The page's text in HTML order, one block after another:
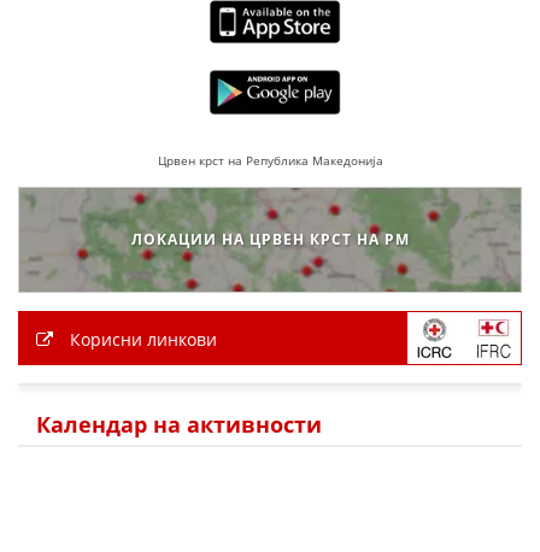
ДОГОВОРИ
ЗНАЧЕЊЕ НА СЛУЖБАТА ЗА БАРАЊЕ
ФОРМУЛАРИ ЗА БАРАЊА
ЗДРАВСТВЕНО ПРЕВЕНТИВНА ДЕЈНОСТ
ПРВА ПОМОШ
КРВОДАРИТЕЛСТВО
ИНФОРМАЦИИ ЗА БОЛЕСТИ
МЕНАЏМЕНТ НА ВОЛОНТЕРИ
Црвен крст на Република Македонија
ЛОКАЦИИ НА ЦРВЕН КРСТ НА РМ
Корисни линкови
Календар на активности